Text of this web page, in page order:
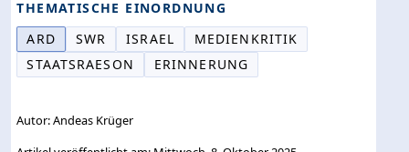
THEMATISCHE EINORDNUNG
ARD
SWR ISRAEL
MEDIENKRITIK
STAATSRAESON
ERINNERUNG
Autor: Andeas Krüger